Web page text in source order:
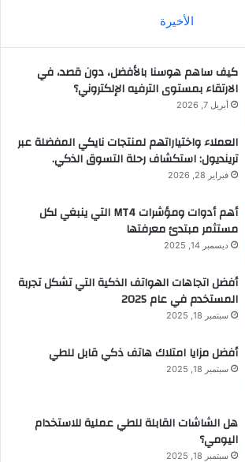
الأخيرة
كيف ساهم هوسنا بالأفضل، دون قصد، في
الارتقاء بمستوى الترفيه الإلكتروني؟
أبريل 7, 2026
العملاء واختياراتهم لمنتجات نايكي المفضلة عبر
ترينديول: استكشاف رحلة التسوق الذكي.
فبراير 28, 2026
أهم أدوات ومؤشرات MT4 التي ينبغي لكل
مستثمر مبتدئ معرفتها
ديسمبر 14, 2025
أفضل اتجاهات الهواتف الذكية التي تشكل تجربة
المستخدم في عام 2025
سبتمبر 18, 2025
أفضل مزايا امتلاك هاتف ذكي قابل للطي
سبتمبر 18, 2025
هل الشاشات القابلة للطي عملية للاستخدام
اليومي؟
سبتمبر 18, 2025